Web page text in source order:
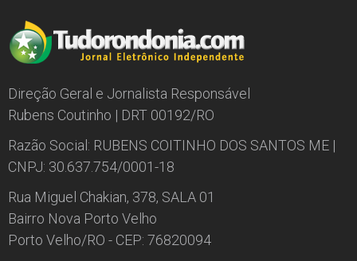
Direção Geral e Jornalista Responsável
Rubens Coutinho | DRT 00192/RO
Razão Social: RUBENS COITINHO DOS SANTOS ME |
CNPJ: 30.637.754/0001-18
Rua Miguel Chakian, 378, SALA 01
Bairro Nova Porto Velho
Porto Velho/RO - CEP: 76820094